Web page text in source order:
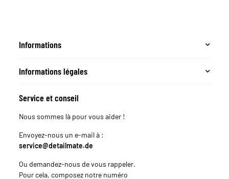
Informations
Informations légales
Service et conseil
Nous sommes là pour vous aider !
Envoyez-nous un e-mail à :
service@detailmate.de
Ou demandez-nous de vous rappeler.
Pour cela, composez notre numéro